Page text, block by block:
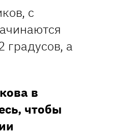
с
градусов, а
в
чтобы